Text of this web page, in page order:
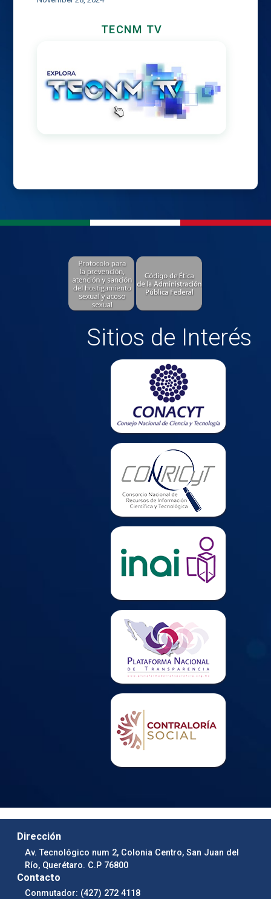
TECNM TV
Sitios de Interés
Dirección
Av. Tecnológico num 2, Colonia Centro, San Juan del
Río, Querétaro. C.P 76800
Contacto
Conmutador: (427) 272 4118